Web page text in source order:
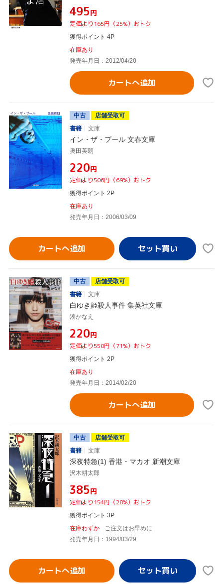
¥495円
定価より165円（25%）おトク
獲得ポイント 4P
在庫あり
発売年月日：2012/04/20
カートへ追加
中古
店舗受取可
書籍
文庫
イン・ザ・プール 文春文庫
奥田英朗
¥220円
定価より506円（69%）おトク
獲得ポイント 2P
在庫あり
発売年月日：2006/03/09
カートへ追加
中古
店舗受取可
書籍
文庫
白ゆき姫殺人事件 集英社文庫
湊かなえ
¥220円
定価より550円（71%）おトク
獲得ポイント 2P
在庫あり
発売年月日：2014/02/20
カートへ追加
中古
店舗受取可
書籍
文庫
深夜特急(1) 香港・マカオ 新潮文庫
沢木耕太郎
¥385円
定価より154円（28%）おトク
獲得ポイント 3P
在庫わずか
ご注文はお早めに
発売年月日：1994/03/29
カートへ追加